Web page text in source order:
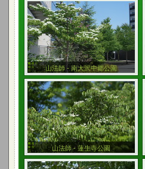
山法師 - 南大沢中郷公園
山法師 - 蓮生寺公園